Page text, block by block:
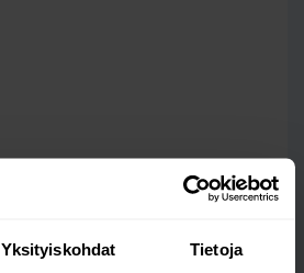
Yksityiskohdat Tietoja